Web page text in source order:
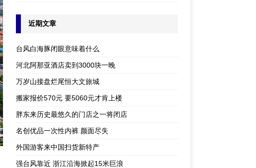
近期文章
台风白海豚闭眼意味着什么
河北阿那亚酒店卖到3000块一晚
万岁山接盘烂尾恒大文旅城
搬家报价570元 要5060元才肯上楼
胖东来历史最悠久的门店之一将闭店
名创优品一次性内裤 颜面尽失
外国游客来中国扫货新特产
强台风靠近 浙江沿海掀起15米巨浪